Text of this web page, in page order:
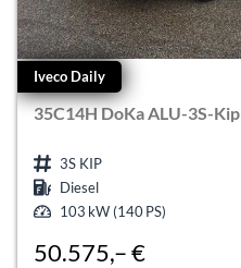
Iveco Daily
35C14H DoKa ALU-3S-
3S KIP
Diesel
103 kW (140 PS)
50.575,– €